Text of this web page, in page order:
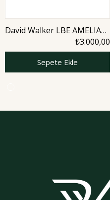
David Walker LBE AMELIA
50ML Kadın Parfüm₺3.000,00
Sepete Ekle